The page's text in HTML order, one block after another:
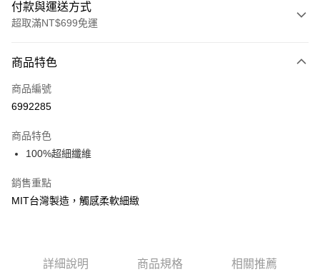
付款與運送方式
超取滿NT$699免運
信用卡一次付款
信用卡分期付款
合作金庫商業銀行
華南商業銀行
國泰世華商業銀行
臺灣中小企業銀行
玉山商業銀行
星展（台灣）商業銀行
超商取貨付款
Apple Pay
商品特色
商品編號
6992285
商品特色
100%超細纖維
銷售重點
MIT台灣製造，觸感柔軟細緻
詳細說明 商品規格 相關推薦